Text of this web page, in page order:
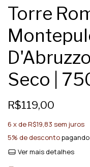
Torre
Seco |
R$119,00
6 x deR$19,83 sem juros
5% de desconto
Ver mais detalhes